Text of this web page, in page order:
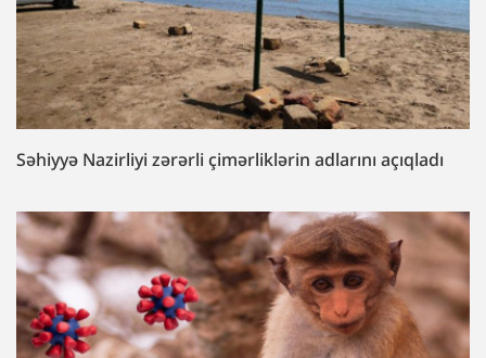
Səhiyyə Nazirliyi zərərli çimərliklərin adlarını açıqladı